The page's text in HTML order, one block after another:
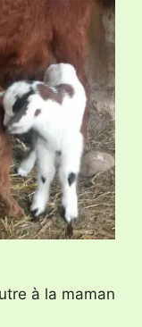
à la maman